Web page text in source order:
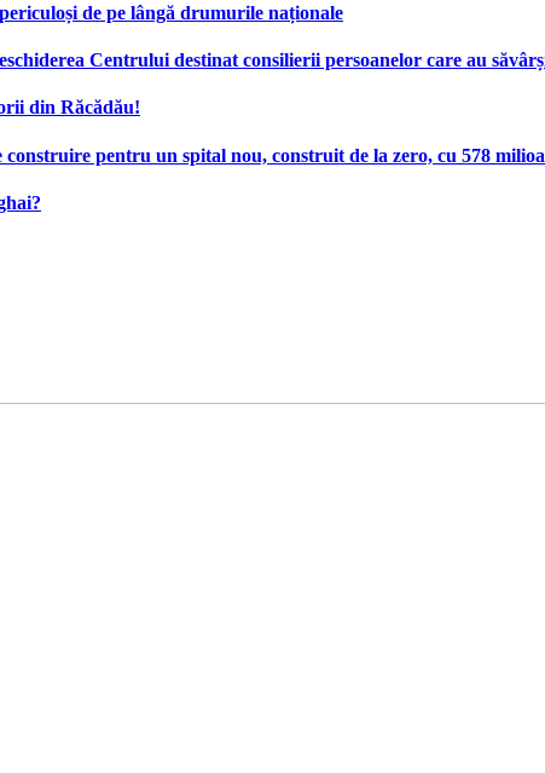
de pe lângă drumurile naționale
Centrului destinat consilierii persoanelor care au
din Răcădău!
pentru un spital nou, construit de la zero, cu 578